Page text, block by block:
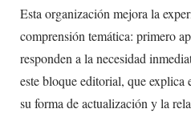
Esta organización mejora la
comprensión temática: primero
responden a la necesidad
este bloque editorial, que explica
su forma de actualización y la